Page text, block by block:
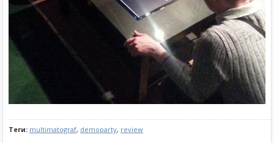
Теги: multimatograf, demoparty, review